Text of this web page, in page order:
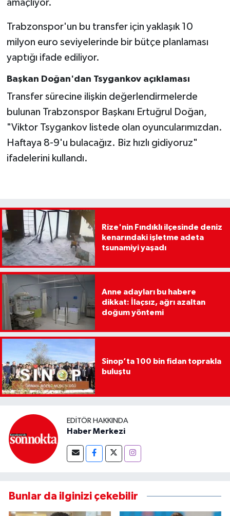
amaçlıyor.
Trabzonspor'un bu transfer için yaklaşık 10
milyon euro seviyelerinde bir bütçe planlaması
yaptığı ifade ediliyor.
Başkan Doğan'dan Tsygankov açıklaması
Transfer sürecine ilişkin değerlendirmelerde
bulunan Trabzonspor Başkanı Ertuğrul Doğan,
"Viktor Tsygankov listede olan oyuncularımızdan.
Haftaya 8-9'u bulacağız. Biz hızlı gidiyoruz"
ifadelerini kullandı.
Rize'nin Fındıklı ilçesinde deniz
kenarındaki işletme adeta
tsunamiyi yaşadı
Anne adayları bu habere
dikkat: İlaçsız, ağrı azaltan
doğum yöntemi
Sinop’ta 100 bin fidan toprakla
buluştu
EDITÖR HAKKINDA
Haber Merkezi
Bunlar da ilginizi çekebilir